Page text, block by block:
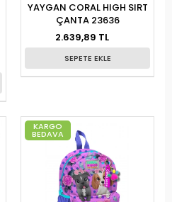
YAYGAN CORAL HIGH SIRT
ÇANTA 23636
2.639,89 TL
SEPETE EKLE
KARGO
BEDAVA